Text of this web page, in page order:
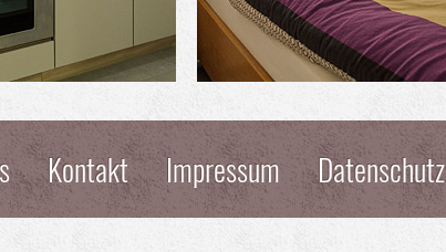
Kontakt Impressum Datenschutz